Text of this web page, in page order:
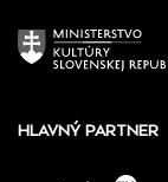
HLAVNÝ PARTNER